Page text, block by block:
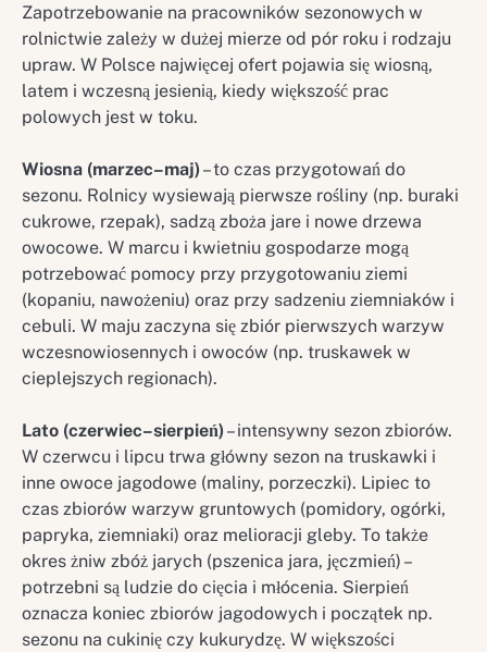
Zapotrzebowanie na pracowników sezonowych w
rolnictwie zależy w dużej mierze od pór roku i rodzaju
upraw. W Polsce najwięcej ofert pojawia się wiosną,
latem i wczesną jesienią, kiedy większość prac
polowych jest w toku.
Wiosna (marzec–maj)– to czas przygotowań do
sezonu. Rolnicy wysiewają pierwsze rośliny (np. buraki
cukrowe, rzepak), sadzą zboża jare i nowe drzewa
owocowe. W marcu i kwietniu gospodarze mogą
potrzebować pomocy przy przygotowaniu ziemi
(kopaniu, nawożeniu) oraz przy sadzeniu ziemniaków i
cebuli. W maju zaczyna się zbiór pierwszych warzyw
wczesnowiosennych i owoców (np. truskawek w
cieplejszych regionach).
Lato (czerwiec–sierpień)– intensywny sezon zbiorów.
W czerwcu i lipcu trwa główny sezon na truskawki i
inne owoce jagodowe (maliny, porzeczki). Lipiec to
czas zbiorów warzyw gruntowych (pomidory, ogórki,
papryka, ziemniaki) oraz melioracji gleby. To także
okres żniw zbóż jarych (pszenica jara, jęczmień) –
potrzebni są ludzie do cięcia i młócenia. Sierpień
oznacza koniec zbiorów jagodowych i początek np.
sezonu na cukinię czy kukurydzę. W większości